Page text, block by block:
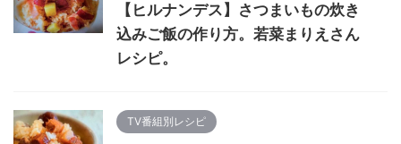
【ヒルナンデス】さつまいもの炊き
込みご飯の作り方。若菜まりえさん
レシピ。
TV番組別レシピ